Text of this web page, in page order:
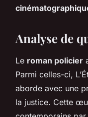
Analyse de
Le roman policier
Parmi celles-ci,
aborde avec une
la justice. Cette